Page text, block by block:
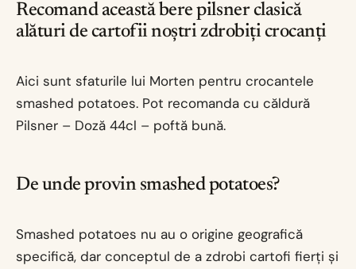
Recomand această bere pilsner clasică
alături de cartofii noștri zdrobiți crocanți
Aici sunt sfaturile lui Morten pentru crocantele
smashed potatoes. Pot recomanda cu căldură
Pilsner – Doză 44cl – poftă bună.
De unde provin smashed potatoes?
Smashed potatoes nu au o origine geografică
specifică, dar conceptul de a zdrobi cartofi fierți și